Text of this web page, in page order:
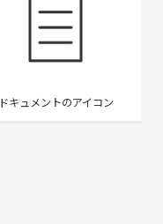
ドキュメントのアイコン